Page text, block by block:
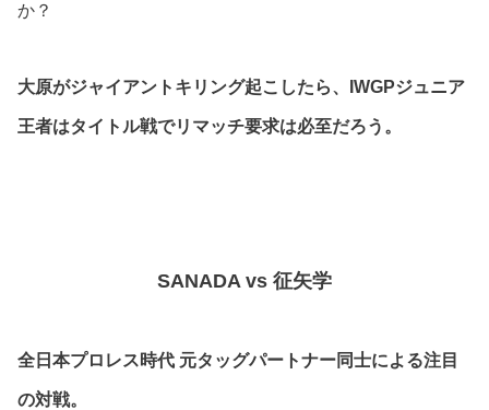
か？
大原がジャイアントキリング起こしたら、IWGPジュニア
王者はタイトル戦でリマッチ要求は必至だろう。
SANADA vs 征矢学
全日本プロレス時代 元タッグパートナー同士による注目
の対戦。